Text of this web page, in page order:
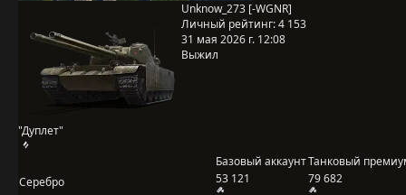
"Дуплет"
Unknow_273 [-WGNR]
Личный рейтинг:4 153
31 мая 2026 г. 12:08
Выжил
Базовый аккаунтТанковый
Серебро
53 121
79 682